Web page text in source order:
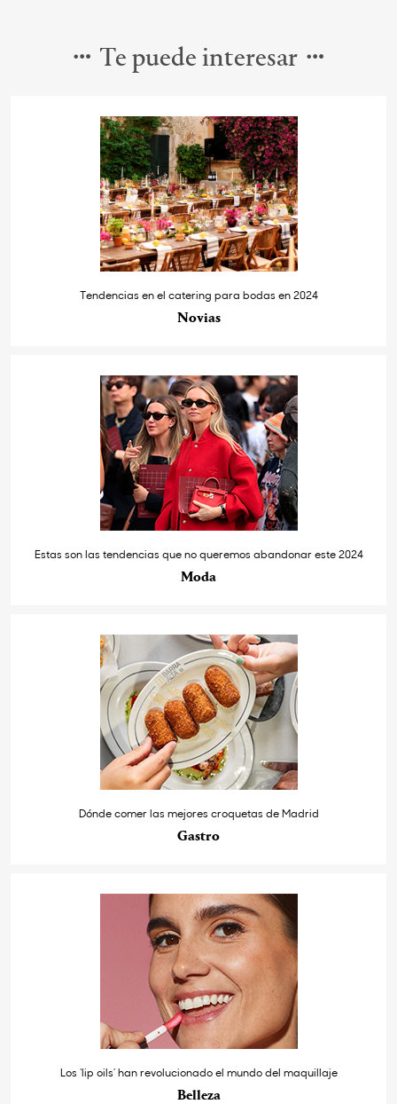
Te puede interesar
Tendencias en el catering para bodas en 2024
Novias
Estas son las tendencias que no queremos abandonar este 2024
Moda
Dónde comer las mejores croquetas de Madrid
Gastro
Los ‘lip oils’ han revolucionado el mundo del maquillaje
Belleza